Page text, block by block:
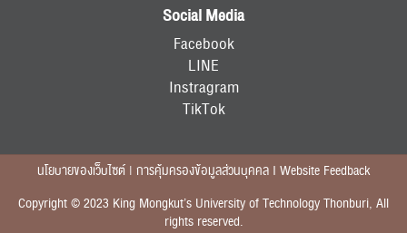
Social Media
Facebook
LINE
Instragram
TikTok
นโยบายของเว็บไซต์ | การคุ้มครองข้อมูลส่วนบุคคล I Website Feedback
Copyright © 2023 King Mongkut’s University of Technology Thonburi, All
rights reserved.